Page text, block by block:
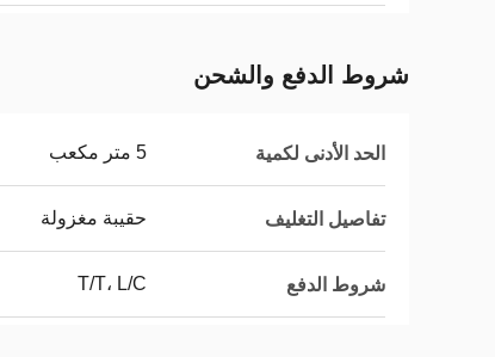
شروط الدفع والشحن
الحد الأدنى لكمية 5 متر مكعب
تفاصيل التغليف حقيبة مغزولة
شروط الدفع T/T، L/C